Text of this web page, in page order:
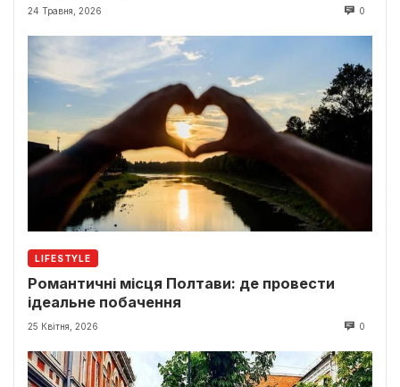
24 Травня, 2026 0
LIFESTYLE
Романтичні місця Полтави: де провести
ідеальне побачення
25 Квітня, 2026 0